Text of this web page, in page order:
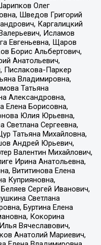
Олег
Шведов Григорий
Каргалицкий
Исламов
Евгеньевна, Щаров
Борис Альбертович,
Анатольевич,
Пислакова-Паркер
Владимировна,
Татьяна
Александровна,
Елена Борисовна,
Юлия Юрьевна,
Светлана Сергеевна,
Татьяна Михайловна,
Андрей Юрьевич,
Валентин Михайлович,
Ирина Анатольевна,
Вититинова Елена
Куприяновна,
Сергей Иванович,
Светлана
Буртина Елена
Кокорина
Вячеславович,
Анатолий Мариевич,